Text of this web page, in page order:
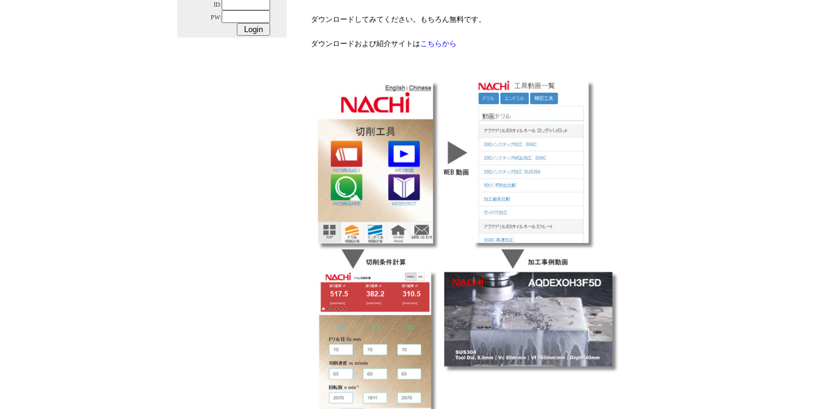
ID:
PW:
ダウンロードしてみてください。もちろん無料です。
ダウンロードおよび紹介サイトはこちらから